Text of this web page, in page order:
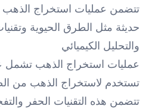
تتضمن عمليات استخراج الذهب
حديثة مثل الطرق الحيوية
والتحليل الكيميائي
عمليات استخراج الذهب تشمل
تستخدم لاستخراج الذهب من
تتضمن هذه التقنيات الحفر